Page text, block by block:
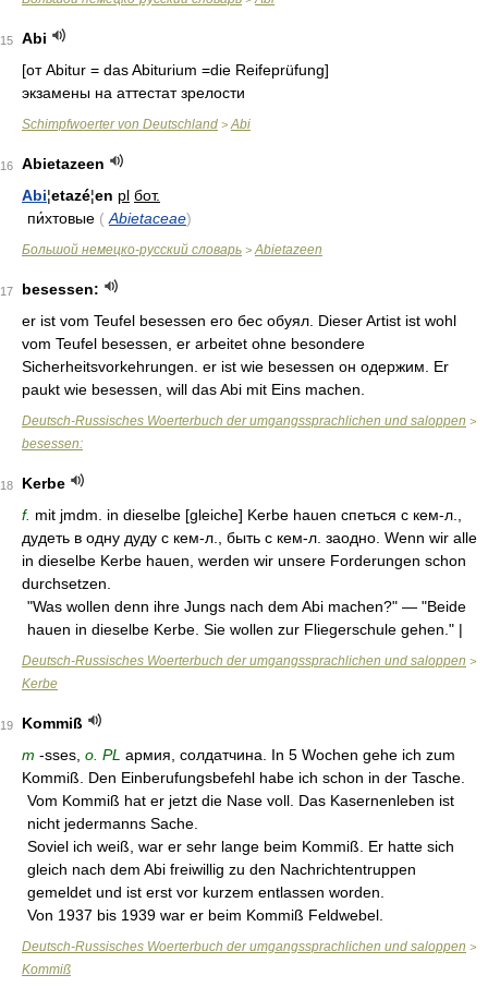
15
Abi
[от Abitur = das Abiturium =die Reifeprüfung]
экзамены на аттестат зрелости
Schimpfwoerter von Deutschland > Abi
16
Abietazeen
Abi¦etazé¦en pl бот.
пи́хтовые ( Abietaceae)
Большой немецко-русский словарь > Abietazeen
17
besessen:
er ist vom Teufel besessen его бес обуял. Dieser Artist ist wohl
vom Teufel besessen, er arbeitet ohne besondere
Sicherheitsvorkehrungen. er ist wie besessen он одержим. Er
paukt wie besessen, will das Abi mit Eins machen.
Deutsch-Russisches Woerterbuch der umgangssprachlichen und saloppen >
besessen:
18
Kerbe
f. mit jmdm. in dieselbe [gleiche] Kerbe hauen спеться с кем-л.,
дудеть в одну дуду с кем-л., быть с кем-л. заодно. Wenn wir alle
in dieselbe Kerbe hauen, werden wir unsere Forderungen schon
durchsetzen.
"Was wollen denn ihre Jungs nach dem Abi machen?" — "Beide
hauen in dieselbe Kerbe. Sie wollen zur Fliegerschule gehen." |
Deutsch-Russisches Woerterbuch der umgangssprachlichen und saloppen >
Kerbe
19
Kommiß
m -sses, o. PL армия, солдатчина. In 5 Wochen gehe ich zum
Kommiß. Den Einberufungsbefehl habe ich schon in der Tasche.
Vom Kommiß hat er jetzt die Nase voll. Das Kasernenleben ist
nicht jedermanns Sache.
Soviel ich weiß, war er sehr lange beim Kommiß. Er hatte sich
gleich nach dem Abi freiwillig zu den Nachrichtentruppen
gemeldet und ist erst vor kurzem entlassen worden.
Von 1937 bis 1939 war er beim Kommiß Feldwebel.
Deutsch-Russisches Woerterbuch der umgangssprachlichen und saloppen >
Kommiß